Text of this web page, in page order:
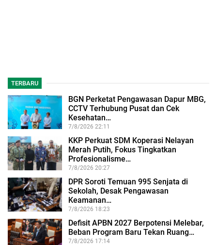
TERBARU
BGN Perketat Pengawasan Dapur MBG,
CCTV Terhubung Pusat dan Cek
Kesehatan…
7/8/2026 22:11
KKP Perkuat SDM Koperasi Nelayan
Merah Putih, Fokus Tingkatkan
Profesionalisme…
7/8/2026 20:27
DPR Soroti Temuan 995 Senjata di
Sekolah, Desak Pengawasan
Keamanan…
7/8/2026 18:23
Defisit APBN 2027 Berpotensi Melebar,
Beban Program Baru Tekan Ruang…
7/8/2026 17:14